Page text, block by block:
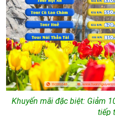
Khuyến mãi đặc biệt: Giảm
tiếp